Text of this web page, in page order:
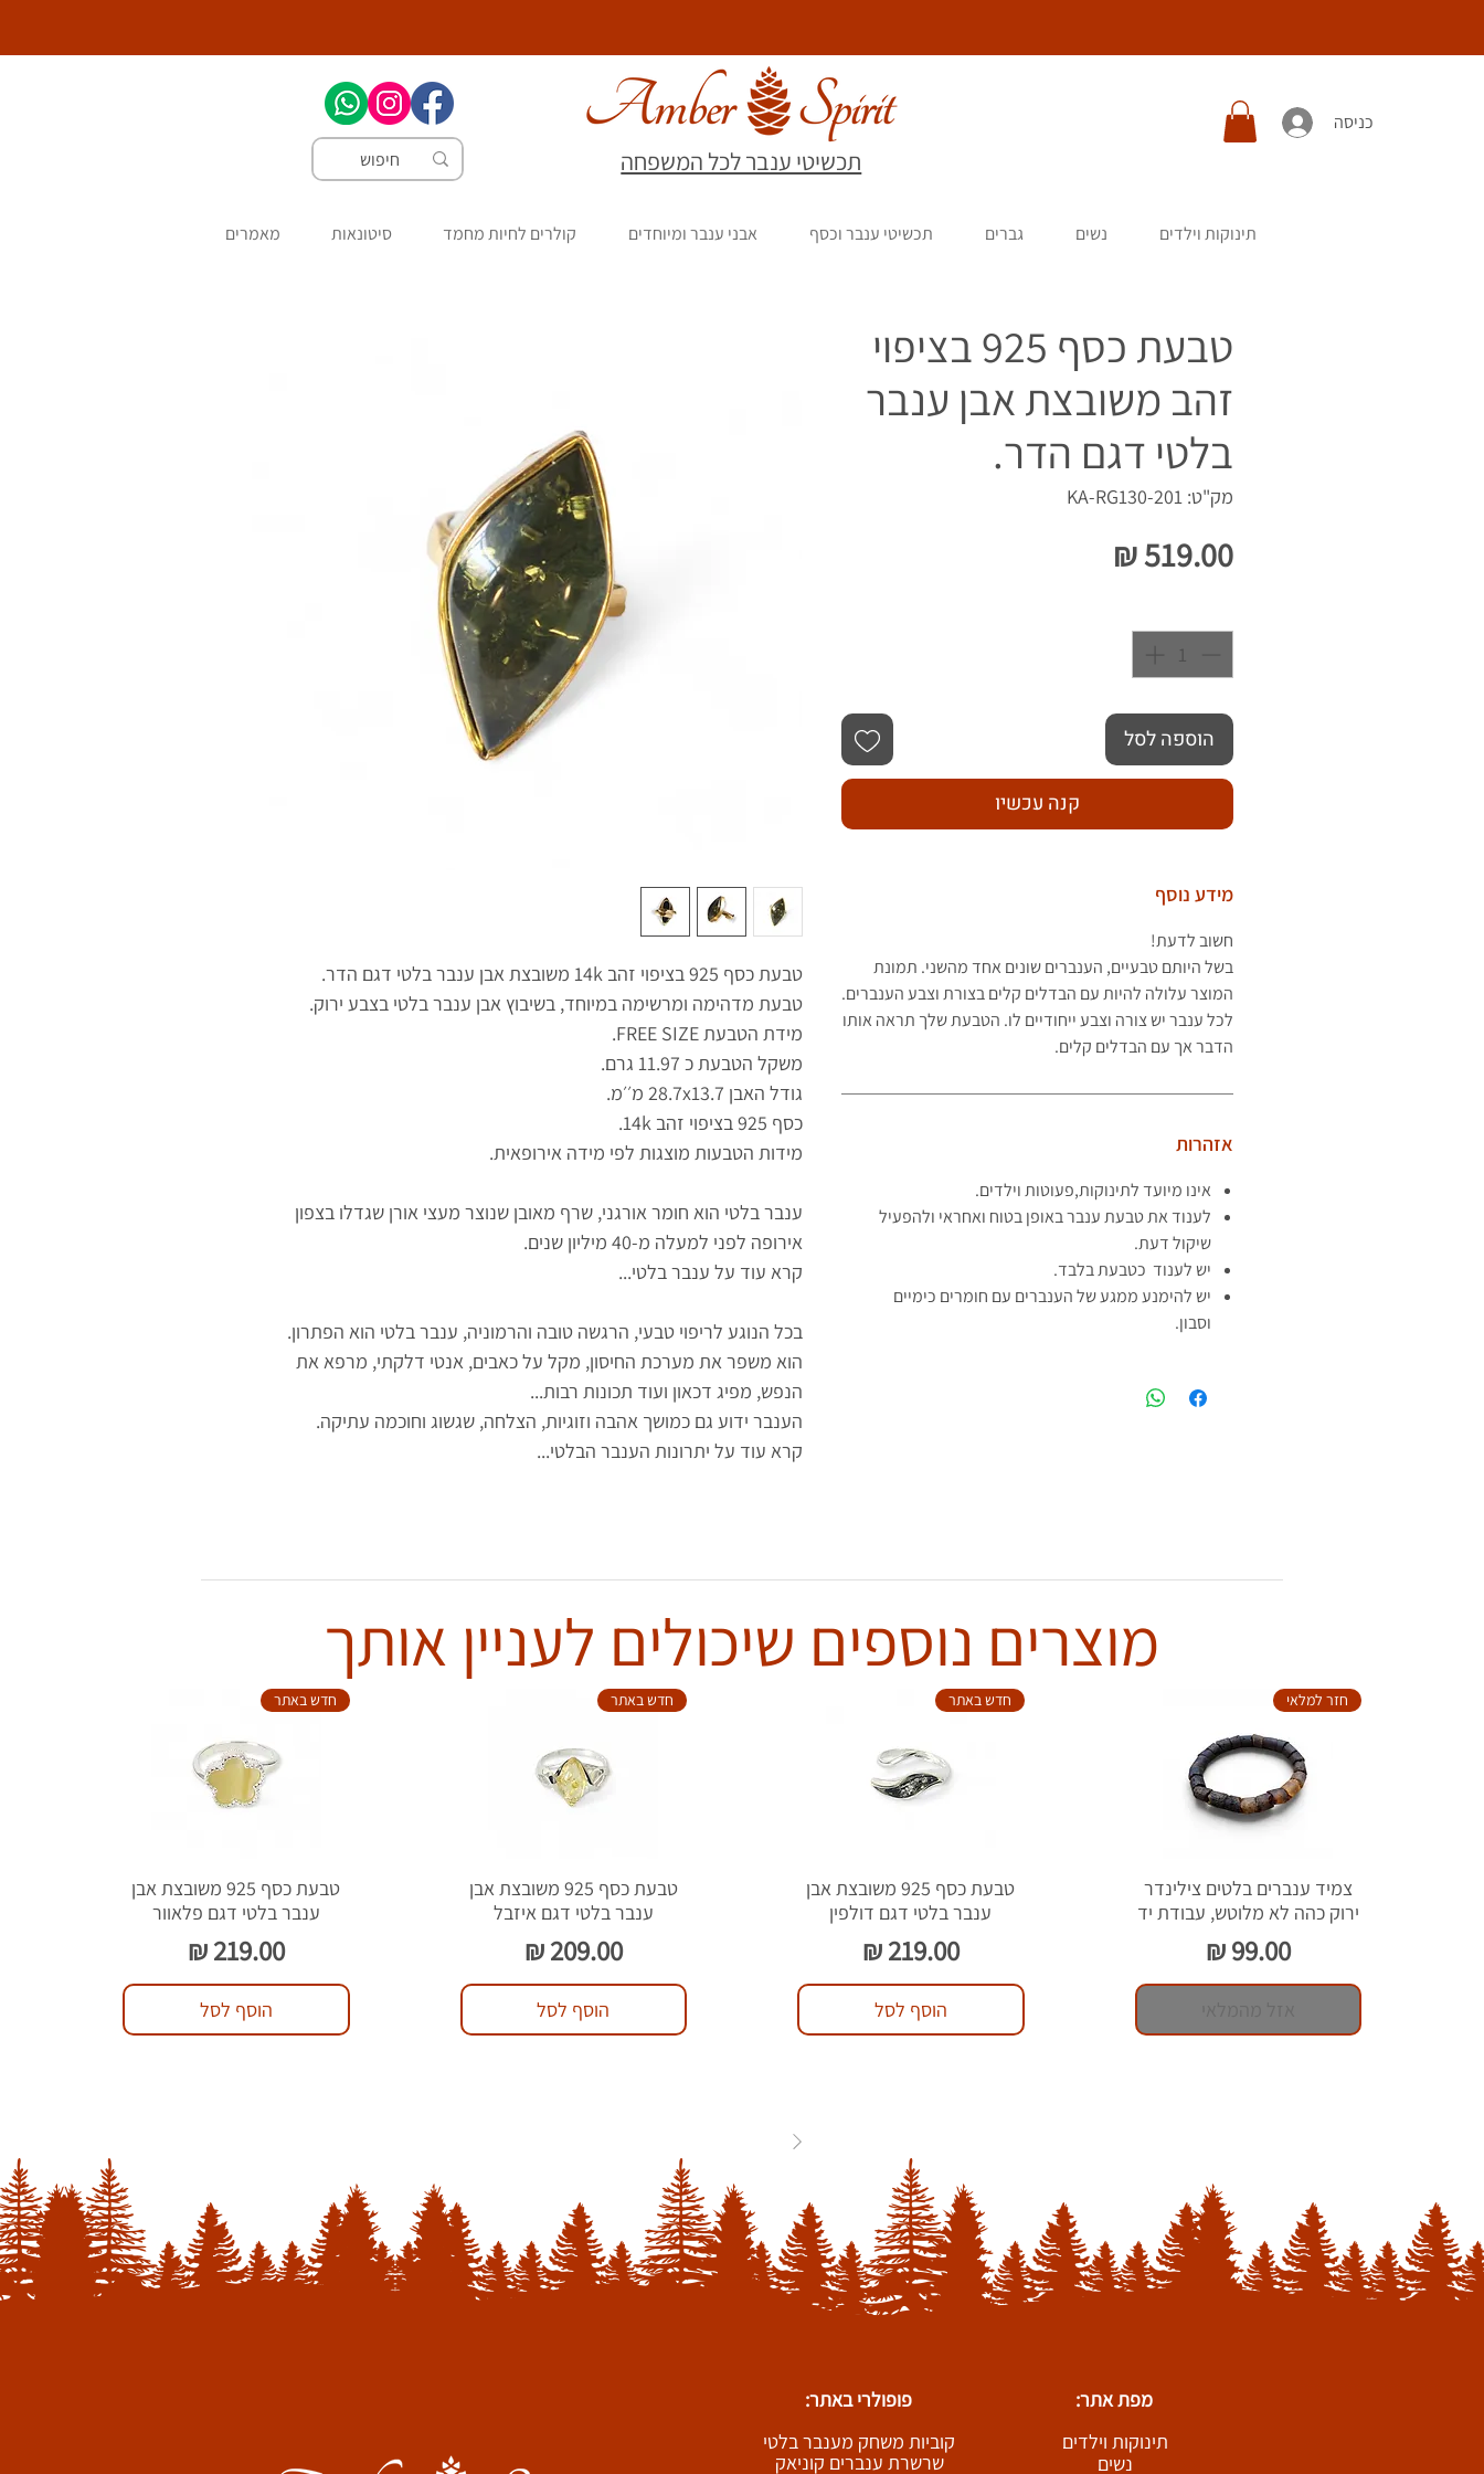
תכשיטי ענבר לכל המשפחה
כניסה
תינוקות וילדים נשים גברים תכשיטי ענבר וכסף אבני ענבר ומיוחדים קולרים לחיות מחמד סיטונאות מאמרים
טבעת כסף 925 בציפוי זהב 14k משובצת אבן ענבר בלטי דגם הדר.
טבעת מדהימה ומרשימה במיוחד, בשיבוץ אבן ענבר בלטי בצבע ירוק.
מידת הטבעת FREE SIZE.
משקל הטבעת כ 11.97 גרם.
גודל האבן 28.7x13.7 מ׳׳מ.
כסף 925 בציפוי זהב 14k.
מידות הטבעות מוצגות לפי מידה אירופאית.
ענבר בלטי הוא חומר אורגני, שרף מאובן שנוצר מעצי אורן שגדלו בצפון
אירופה לפני למעלה מ-40 מיליון שנים.
קרא עוד על ענבר בלטי...
בכל הנוגע לריפוי טבעי, הרגשה טובה והרמוניה, ענבר בלטי הוא הפתרון.
הוא משפר את מערכת החיסון, מקל על כאבים, אנטי דלקתי, מרפא את
הנפש, מפיג דכאון ועוד תכונות רבות...
הענבר ידוע גם כמושך אהבה וזוגיות, הצלחה, שגשוג וחוכמה עתיקה.
קרא עוד על יתרונות הענבר הבלטי...
טבעת כסף 925 בציפוי
זהב משובצת אבן ענבר
בלטי דגם הדר.
מק"ט: KA-RG130-201
הוספה לסל
קנה עכשיו
מידע נוסף
חשוב לדעת!
בשל היותם טבעיים, הענברים שונים אחד מהשני. תמונת
המוצר עלולה להיות עם הבדלים קלים בצורת וצבע הענברים.
לכל ענבר יש צורה וצבע ייחודיים לו. הטבעת שלך תראה אותו
הדבר אך עם הבדלים קלים.
אזהרות
אינו מיועד לתינוקות,פעוטות וילדים.
לענוד את טבעת ענבר באופן בטוח ואחראי ולהפעיל
שיקול דעת.
יש לענוד כטבעת בלבד.
יש להימנע ממגע של הענברים עם חומרים כימיים
וסבון.
מוצרים נוספים שיכולים לעניין אותך
חזר למלאי
צמיד ענברים בלטים צילינדר
ירוק כהה לא מלוטש, עבודת יד
מחיר‏99.00 ‏₪
חדש באתר
טבעת כסף 925 משובצת אבן
ענבר בלטי דגם דולפין
מחיר‏219.00 ‏₪
הוסף לסל
חדש באתר
טבעת כסף 925 משובצת אבן
ענבר בלטי דגם איזבל
מחיר‏209.00 ‏₪
הוסף לסל
חדש באתר
טבעת כסף 925 משובצת אבן
ענבר בלטי דגם פלאוור
מחיר‏219.00 ‏₪
הוסף לסל
מפת אתר:
פופולרי באתר:
תינוקות וילדים
נשים
קוביות משחק מענבר בלטי
שרשרת ענברים קוניאק